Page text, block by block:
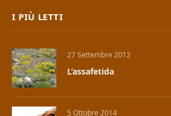
I PIÙ LETTI
27 Settembre 2012
L’assafetida
5 Ottobre 2014